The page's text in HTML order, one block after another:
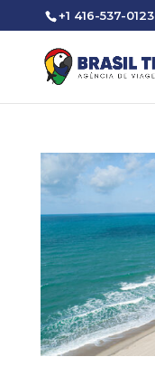
+1 416-537-0123